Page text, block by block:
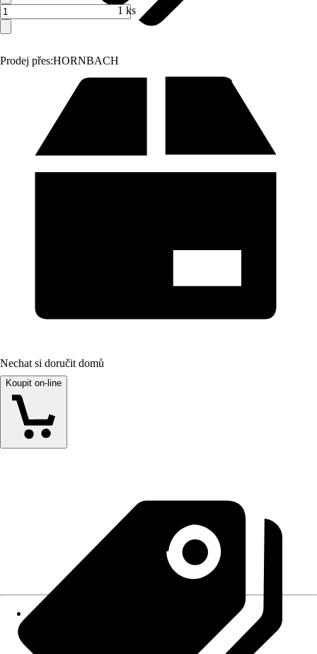
Prodej přes:HORNBACH
1 ks
Nechat si doručit domů
Koupit on-line